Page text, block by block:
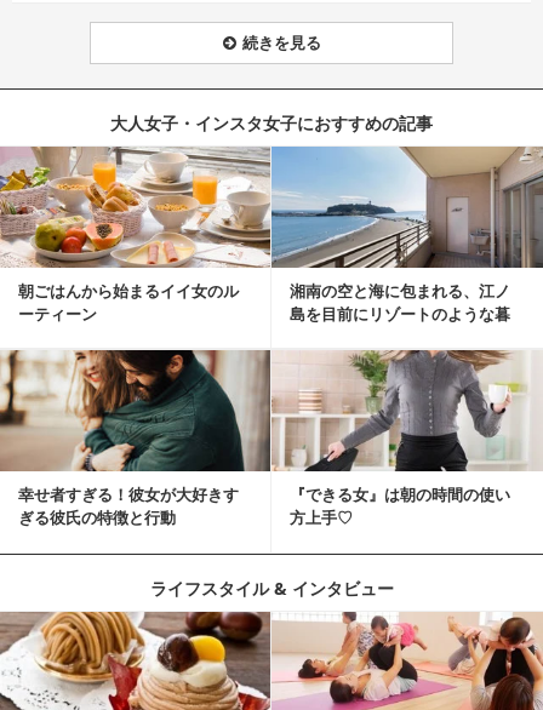
続きを見る
大人女子・インスタ女子におすすめの記事
朝ごはんから始まるイイ女のル
ーティーン
湘南の空と海に包まれる、江ノ
島を目前にリゾートのような暮
幸せ者すぎる！彼女が大好きす
ぎる彼氏の特徴と行動
『できる女』は朝の時間の使い
方上手♡
ライフスタイル & インタビュー